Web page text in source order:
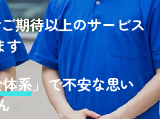
期待以上のサービス
す
系」で不安な思い